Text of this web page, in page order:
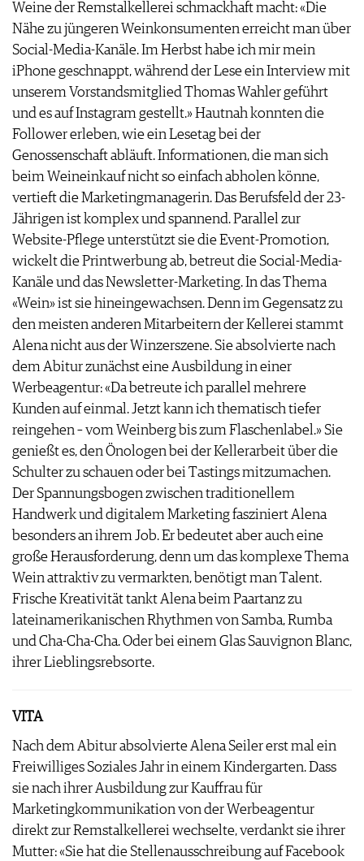
WERBUNG
PRESSE
IMPRESSUM
AGB & DATENSCHUTZ
FAQ
Weine der Remstalkellerei schmackhaft macht: «Die
Nähe zu jüngeren Weinkonsumenten erreicht man über
Social-Media-Kanäle. Im Herbst habe ich mir mein
iPhone geschnappt, während der Lese ein Interview mit
unserem Vorstandsmitglied Thomas Wahler geführt
und es auf Instagram gestellt.» Hautnah konnten die
Follower erleben, wie ein Lesetag bei der
Genossenschaft abläuft. Informationen, die man sich
beim Weineinkauf nicht so einfach abholen könne,
vertieft die Marketingmanagerin. Das Berufsfeld der 23-
Jährigen ist komplex und spannend. Parallel zur
Website-Pflege unterstützt sie die Event-Promotion,
wickelt die Printwerbung ab, betreut die Social-Media-
Kanäle und das Newsletter-Marketing. In das Thema
«Wein» ist sie hineingewachsen. Denn im Gegensatz zu
den meisten anderen Mitarbeitern der Kellerei stammt
Alena nicht aus der Winzerszene. Sie absolvierte nach
dem Abitur zunächst eine Ausbildung in einer
Werbeagentur: «Da betreute ich parallel mehrere
Kunden auf einmal. Jetzt kann ich thematisch tiefer
reingehen – vom Weinberg bis zum Flaschenlabel.» Sie
genießt es, den Önologen bei der Kellerarbeit über die
Schulter zu schauen oder bei Tastings mitzumachen.
Der Spannungsbogen zwischen traditionellem
Handwerk und digitalem Marketing fasziniert Alena
besonders an ihrem Job. Er bedeutet aber auch eine
große Herausforderung, denn um das komplexe Thema
Wein attraktiv zu vermarkten, benötigt man Talent.
Frische Kreativität tankt Alena beim Paartanz zu
lateinamerikanischen Rhythmen von Samba, Rumba
und Cha-Cha-Cha. Oder bei einem Glas Sauvignon Blanc,
ihrer Lieblingsrebsorte.
VITA
Nach dem Abitur absolvierte Alena Seiler erst mal ein
Freiwilliges Soziales Jahr in einem Kindergarten. Dass
sie nach ihrer Ausbildung zur Kauffrau für
Marketingkommunikation von der Werbeagentur
direkt zur Remstalkellerei wechselte, verdankt sie ihrer
Mutter: «Sie hat die Stellenausschreibung auf Facebook